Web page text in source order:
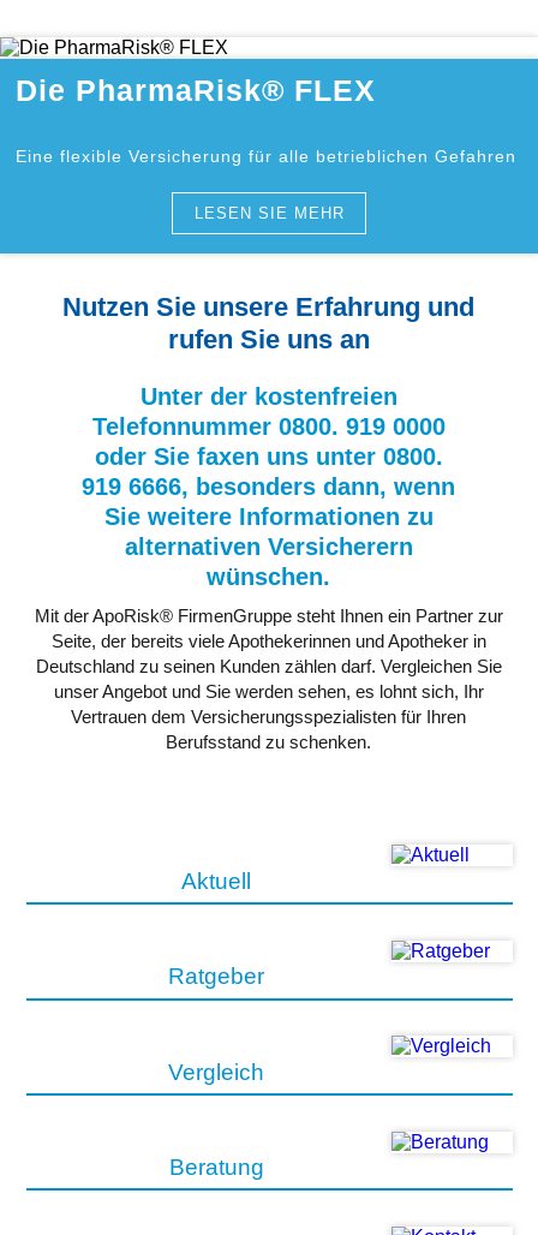
Die PharmaRisk® FLEX
Eine flexible Versicherung für alle betrieblichen Gefahren
LESEN SIE MEHR
Nutzen Sie unsere Erfahrung und
rufen Sie uns an
Unter der kostenfreien
Telefonnummer 0800. 919 0000
oder Sie faxen uns unter 0800.
919 6666, besonders dann, wenn
Sie weitere Informationen zu
alternativen Versicherern
wünschen.
Mit der ApoRisk® FirmenGruppe steht Ihnen ein Partner zur
Seite, der bereits viele Apothekerinnen und Apotheker in
Deutschland zu seinen Kunden zählen darf. Vergleichen Sie
unser Angebot und Sie werden sehen, es lohnt sich, Ihr
Vertrauen dem Versicherungsspezialisten für Ihren
Berufsstand zu schenken.
Aktuell
Ratgeber
Vergleich
Beratung